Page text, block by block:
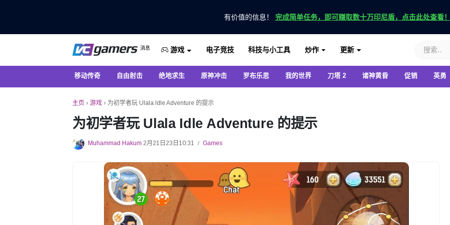
有价值的信息！ 完成简单任务，即可赚取数十万印尼盾，点击此处查看！
VC游戏新闻
消息
仅在 VCGamers 获取最新的游戏新闻
游戏 电子竞技 科技与小工具 炒作 更新
移动传奇 自由射击 绝地求生 原神冲击 罗布乐思 我的世界 刀塔 2 诸神黄昏 促销 英勇
主页 › 游戏 › 为初学者玩 Ulala Idle Adventure 的提示
为初学者玩 Ulala Idle Adventure 的提示
Muhammad Hakum 2月21日23日10:31 / Games